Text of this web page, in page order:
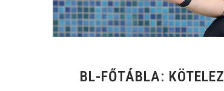
BL-FŐTÁBLA: